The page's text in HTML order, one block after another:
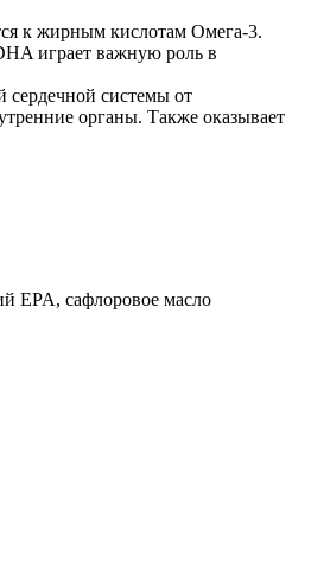
к жирным кислотам Омега-3.
играет важную роль в
сердечной системы от
органы. Также оказывает
EPA, сафлоровое масло